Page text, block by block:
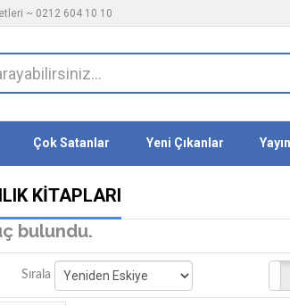
~ 0212 604 10 10
Çok Satanlar Yeni Çıkanlar
KITAPLARI
bulundu.
Sırala Stoktakiler